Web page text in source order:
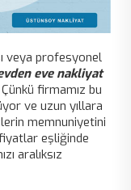
veya profesyonel
eve nakliyat
firmamız bu
ve uzun yıllara
memnuniyetini
eşliğinde
aralıksız